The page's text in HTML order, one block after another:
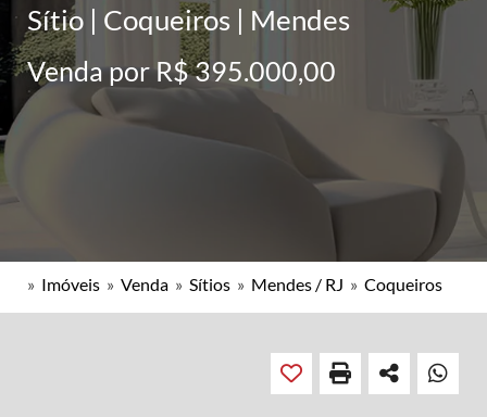
Sítio | Coqueiros | Mendes
Venda por R$ 395.000,00
» Imóveis » Venda » Sítios » Mendes / RJ » Coqueiros